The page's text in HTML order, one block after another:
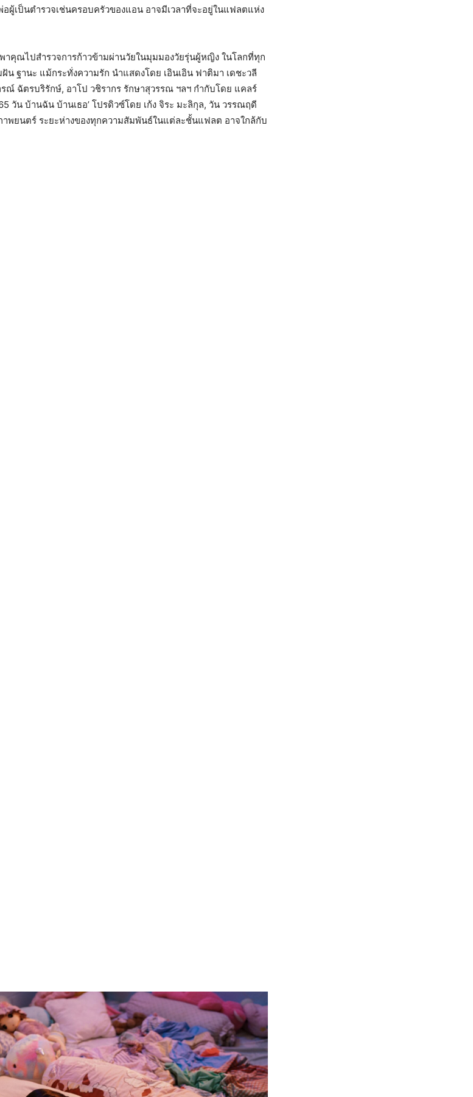
ผู้เป็นตำรวจเช่นครอบครัวของแอน อาจมีเวลาที่จะอยู่ในแฟลตแห่ง
พาคุณไปสำรวจการก้าวข้ามผ่านวัยในมุมมองวัยรุ่นผู้หญิง ในโลกที่ทุก
น ฐานะ แม้กระทั่งความรัก นำแสดงโดย เอินเอิน ฟาติมา เดชะวลี
ณ์ ฉัตรบริรักษ์, อาโป วชิรากร รักษาสุวรรณ ฯลฯ กำกับโดย แคลร์
วัน บ้านฉัน บ้านเธอ’ โปรดิวซ์โดย เก้ง จิระ มะลิกุล, วัน วรรณฤดี
พยนตร์ ระยะห่างของทุกความสัมพันธ์ในแต่ละชั้นแฟลต อาจใกล้กับ